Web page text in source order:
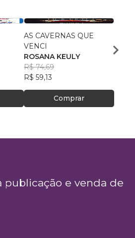
AS CAVERNAS QUE
VENCI
ROSANA KEULY
R$ 74,69
R$ 59,13
Comprar
Chris
R$
publicação e venda de